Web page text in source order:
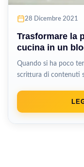
28 Dicembre 2021
Trasformare la
cucina in un
Quando si ha poco
scrittura di contenuti